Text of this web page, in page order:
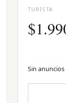
TURISTA
Sin anuncios